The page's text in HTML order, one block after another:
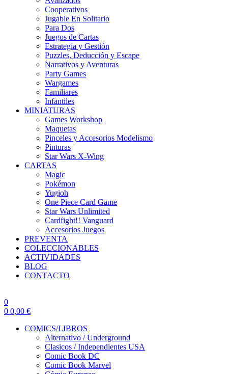
Cooperativos
Jugable En Solitario
Para Dos
Juegos de Cartas
Estrategia y Gestión
Puzzles, Deducción y Escape
Narrativos y Aventuras
Party Games
Wargames
Familiares
Infantiles
MINIATURAS
Games Workshop
Maquetas
Pinceles y Accesorios Modelismo
Pinturas
Star Wars X-Wing
CARTAS
Magic
Pokémon
Yugioh
One Piece Card Game
Star Wars Unlimited
Cardfight!! Vanguard
Accesorios Juegos
PREVENTA
COLECCIONABLES
ACTIVIDADES
BLOG
CONTACTO
0
0 0,00 €
COMICS/LIBROS
Alternativo / Underground
Clasicos / Independientes USA
Comic Book DC
Comic Book Marvel